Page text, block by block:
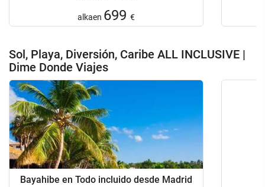
alkaen 699 €
Sol, Playa, Diversión, Caribe ALL INCLUSIVE |
Dime Donde Viajes
Bayahibe en Todo incluido desde Madrid